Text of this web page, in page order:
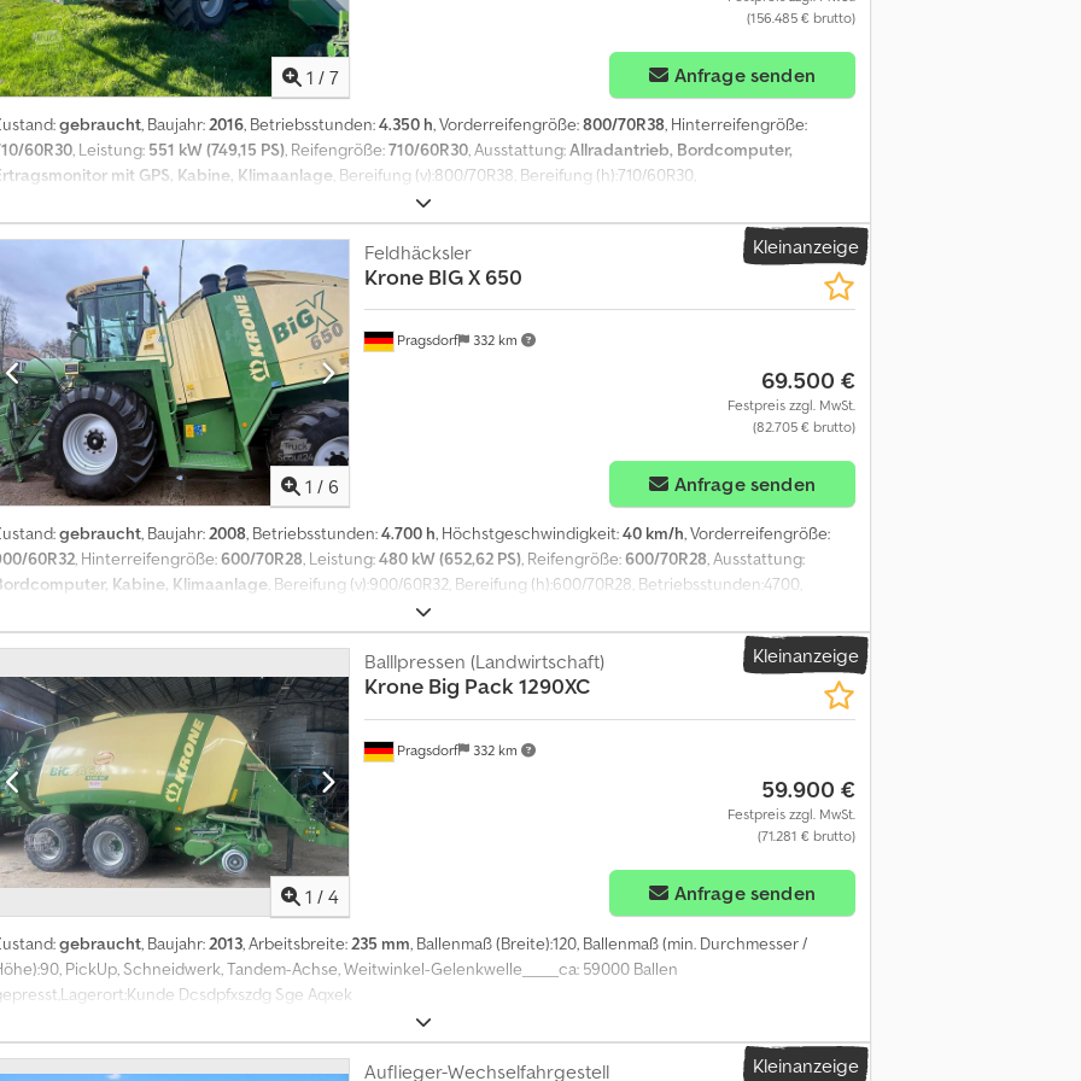
1 / 7
(156.485 € brutto)
Anfrage senden
gebraucht, Baujahr:2016, Betriebsstunden:4.350 h, Vorderreifengröße:800/70R38, Hinterreifengröße:
60R30, Leistung: 551 kW (749,15 PS), Reifengröße:710/60R30, Ausstattung:Allradantrieb, Bordcomputer,
mit GPS, Kabine, Klimaanlage, Bereifung (v):800/70R38, Bereifung (h):710/60R30,
Häckslerstunden:320, Erstzulassung:2016, Ganzpflanzenschneidwerk, Heizung,
Maisgebiss, Körnerprozessor, Rundumleuchte, Schleifeinrichtung elektr., Hektarzähler,
Zusatzgewicht, Metalldetektor, ISOBUS, Turmverlängerung_____Maisschneidwerk 12 Reihen,
Disc, Radio, Klima, Chracker, ha-Zähler, Auswurfverlängerung, zusätzl. Einzug,Bordcomputer, div.
Djdpfx Aqezdhdqexock
Kleinanzeige
1 / 6
Pragsdorf 332 km
Feldhäcksler
Krone BIG X 650
69.500 €
Festpreis zzgl. MwSt.
(82.705 € brutto)
Anfrage senden
gebraucht, Baujahr:2008, Betriebsstunden:4.700 h, Höchstgeschwindigkeit:40 km/h, Vorderreifengröße:
60R32, Hinterreifengröße:600/70R28, Leistung:480 kW (652,62 PS), Reifengröße:600/70R28, Ausstattung:
Kabine, Klimaanlage, Bereifung (v):900/60R32, Bereifung (h):600/70R28, Betriebsstunden:4700,
Erstzulassung:2008, Leistungsmonitor, Maisgebiss, PickUp, Körnerprozessor, Radio,
Rollenniederhalter, Rundumleuchte, Zentralschmierung, Metalldetektor, Reifendruckregelanlage,
/ Silageausrüstung, Turmverlängerung_____EasyCollect 750, überholt, PU EasyFlow300,
Radio, Grasausrüstung, Cracker, Motor bei 3700 Bh neuRadmotoren neu, 40
h,Lagerort:Kunde Djdpfx Aqjzdg Uuexock
Kleinanzeige
1 / 4
Pragsdorf 332 km
Balllpressen (Landwirtschaft)
Krone Big Pack 1290XC
59.900 €
Festpreis zzgl. MwSt.
(71.281 € brutto)
Anfrage senden
gebraucht, Baujahr: 2013, Arbeitsbreite: 235 mm, Ballenmaß (Breite):120, Ballenmaß (min. Durchmesser /
PickUp, Schneidwerk, Tandem-Achse, Weitwinkel-Gelenkwelle_____ca: 59000 Ballen
Dcsdpfxszdg Sge Aqxek
Kleinanzeige
Auflieger-Wechselfahrgestell